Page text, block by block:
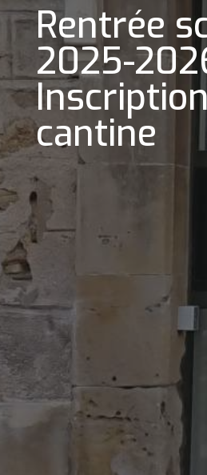
Rentrée
2025-
Inscription
cantine